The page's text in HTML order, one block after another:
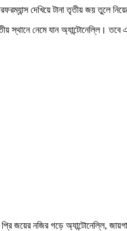
দেখিয়ে টানা তৃতীয় জয় তুলে
নেমে যান অ্যান্টোনেল্লি। তবে
জয়ের নজির গড়ে অ্যান্টোনেল্লি,